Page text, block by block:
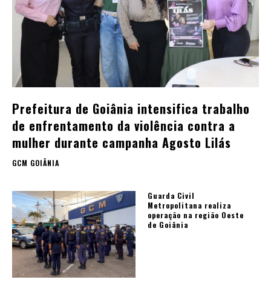
Prefeitura de Goiânia intensifica trabalho
de enfrentamento da violência contra a
mulher durante campanha Agosto Lilás
GCM GOIÂNIA
Guarda Civil
Metropolitana realiza
operação na região Oeste
de Goiânia